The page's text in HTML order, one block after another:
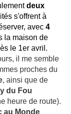
deux
s'offrent à
avec 4
la maison de
le 1er avril.
il me semble
proches du
, ainsi que de
du Fou
heure de route).
au Monde